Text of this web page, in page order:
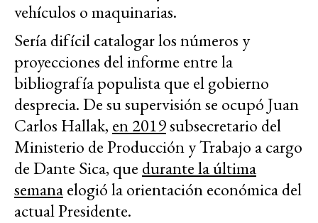
vehículos o maquinarias.
Sería difícil catalogar los números y
proyecciones del informe entre la
bibliografía populista que el gobierno
desprecia. De su supervisión se ocupó Juan
Carlos Hallak, en 2019subsecretario del
Ministerio de Producción y Trabajo a cargo
de Dante Sica, que durante la última
semanaelogió la orientación económica del
actual Presidente.